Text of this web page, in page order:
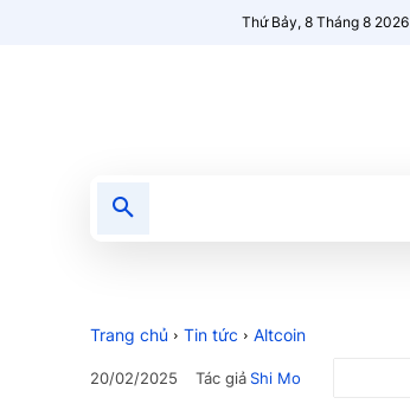
Thứ Bảy, 8 Tháng 8 2026
Trang chủ Tin tức Altcoin
20/02/2025 Tác giảShi Mo